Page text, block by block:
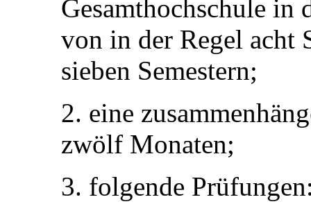
Gesamthochschule in
von in der Regel acht
sieben Semestern;
2. eine
zwölf Monaten;
3. folgende